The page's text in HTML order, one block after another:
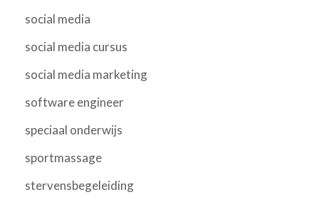
social media
social media cursus
social media marketing
software engineer
speciaal onderwijs
sportmassage
stervensbegeleiding